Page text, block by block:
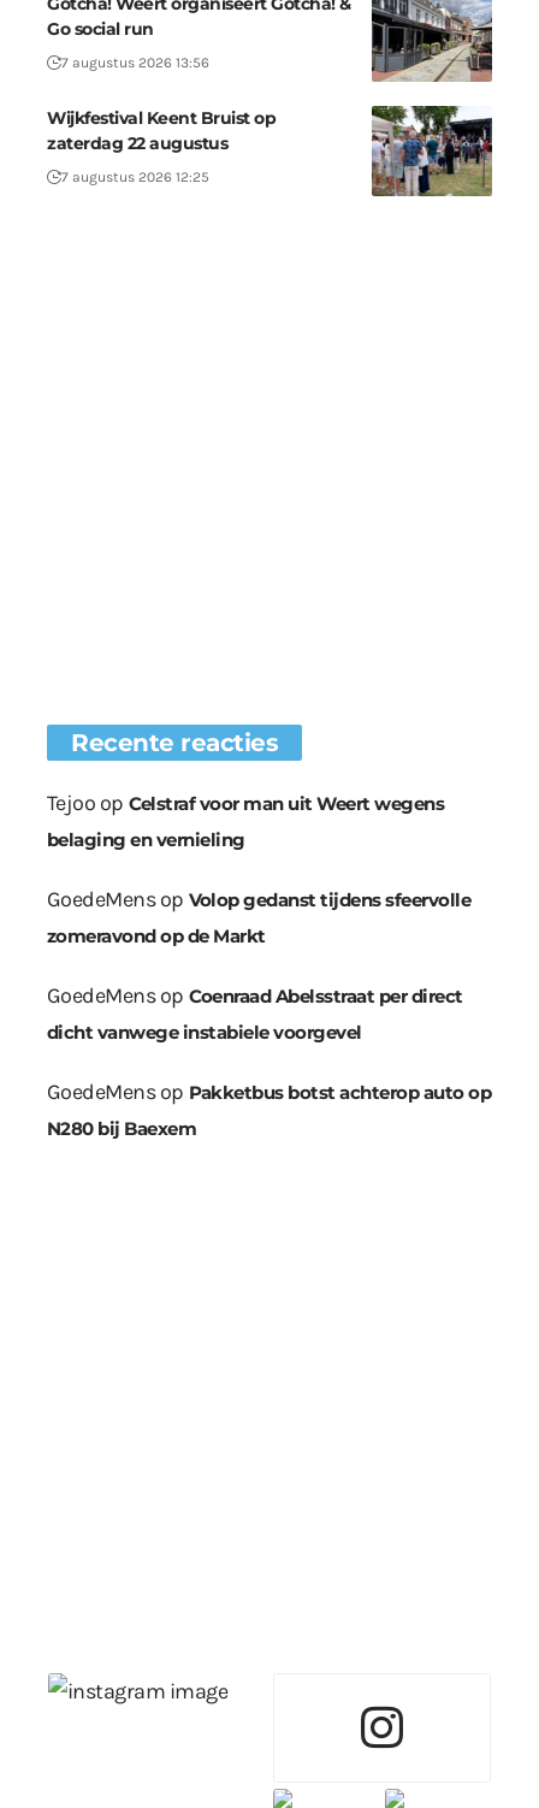
Go social run
7 augustus 2026 13:56
Wijkfestival Keent Bruist op
zaterdag 22 augustus
7 augustus 2026 12:25
Recente reacties
Tejoo op Celstraf voor man uit Weert wegens
belaging en vernieling
GoedeMensop Volop gedanst tijdens sfeervolle
zomeravond op de Markt
GoedeMensop Coenraad Abelsstraat per direct
dicht vanwege instabiele voorgevel
GoedeMensop Pakketbus botst achterop auto op
N280 bij Baexem